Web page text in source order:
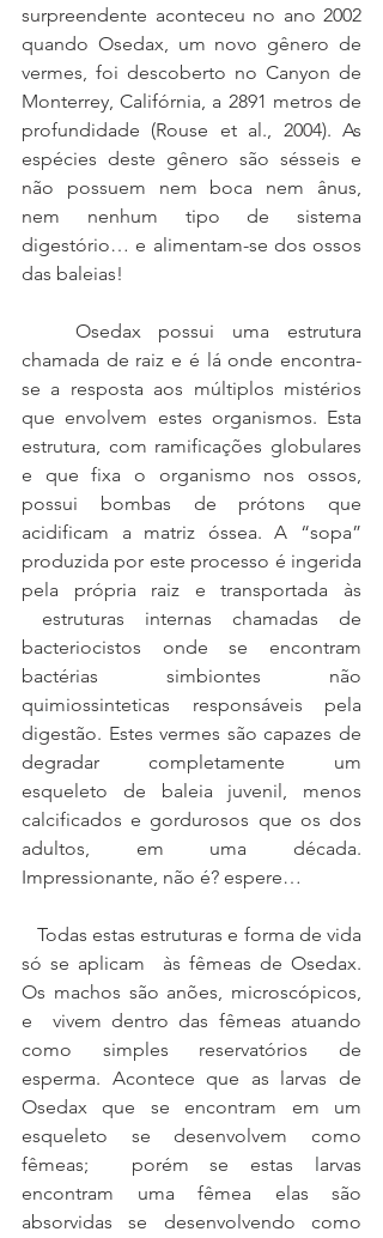
surpreendente aconteceu no ano 2002
quando Osedax, um novo gênero de
vermes, foi descoberto no Canyon de
Monterrey, Califórnia, a 2891 metros de
profundidade (Rouse et al., 2004). As
espécies deste gênero são sésseis e
não possuem nem boca nem ânus,
nem nenhum tipo de sistema
digestório… e alimentam-se dos ossos
das baleias!
chamada de raiz e é lá onde encontra-
se a resposta aos múltiplos mistérios
que envolvem estes organismos. Esta
estrutura, com ramificações globulares
e que fixa o organismo nos ossos,
possui bombas de prótons que
acidificam a matriz óssea. A “sopa”
produzida por este processo é ingerida
pela própria raiz e transportada às
estruturas internas chamadas de
bacteriocistos onde se encontram
bactérias simbiontes não
quimiossinteticas responsáveis pela
digestão. Estes vermes são capazes de
degradar completamente um
esqueleto de baleia juvenil, menos
calcificados e gordurosos que os dos
adultos, em uma década.
Impressionante, não é? espere…
só se aplicam  às fêmeas de Osedax.
Os machos são anões, microscópicos,
e  vivem dentro das fêmeas atuando
como simples reservatórios de
esperma. Acontece que as larvas de
Osedax que se encontram em um
esqueleto se desenvolvem como
fêmeas;  porém se estas larvas
encontram uma fêmea elas são
absorvidas se desenvolvendo como